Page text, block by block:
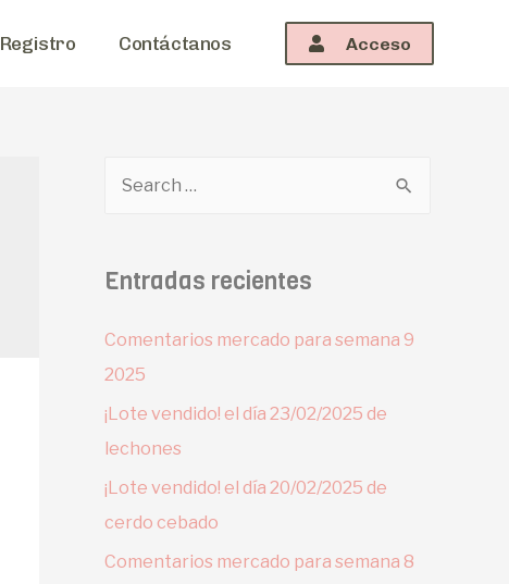
Registro Contáctanos Acceso
Entradas recientes
Comentarios mercado para semana 9
2025
¡Lote vendido! el día 23/02/2025 de
lechones
¡Lote vendido! el día 20/02/2025 de
cerdo cebado
Comentarios mercado para semana 8